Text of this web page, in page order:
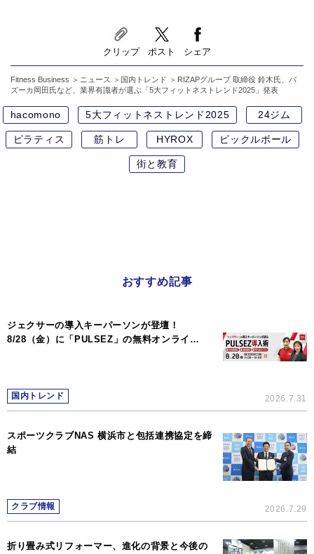
クリップ ポスト シェア
Fitness Business ニュース 国内トレンド
RIZAPグループ 取締役 鈴木氏、バ
ズーカ岡田氏など、業界有識者が選ぶ「5大フィットネストレンド2025」発表
hacomono 5大フィットネストレンド2025 24ジム
ピラティス 筋トレ HYROX ピックルボール
街と教育
おすすめ記事
ジェクサーの導入キーパーソンが登壇！
8/28（金）に「PULSEZ」の無料オンライ…
国内トレンド 2026.7.31
スポーツクラブNAS 横浜市と包括連携協定を締
結
クラブ情報 2026.7.29
折り畳み式リフォーマー、進化の背景と今後の